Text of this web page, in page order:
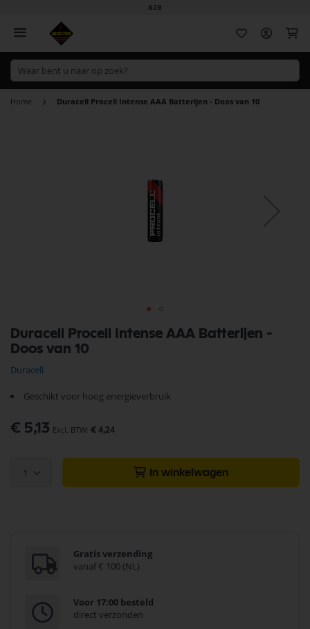
B2B
Home Duracell Procell Intense AAA Batterijen - Doos van 10
Duracell Procell Intense AAA Batterijen -
Doos van 10
Duracell
Geschikt voor hoog energieverbruik
€ 5,13 € 4,24
1 In winkelwagen
Gratis verzending
vanaf € 100 (NL)
Voor 17:00 besteld
direct verzonden
naar
het
van
afbeeldingen-